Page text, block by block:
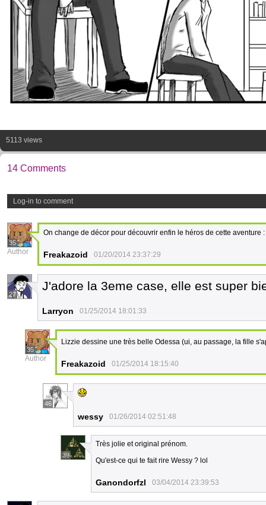
5113 views
14 Comments
Log-in to comment
35
Author
On change de décor pour découvrir enfin le héros de cette aventure
Freakazoid 01/20/2014 23:37:29
27
J'adore la 3eme case, elle est super
Larryon 01/25/2014 18:01:33
35
Author
Lizzie dessine une très belle Odessa (ui, au passage, la fille
Freakazoid 01/25/2014 18:15:40
46
wessy 01/26/2014 02:51:48
39
Très jolie et original prénom.
Qu'est-ce qui te fait rire Wessy ? lol
Ganondorfzl 03/04/2014 23:39:53